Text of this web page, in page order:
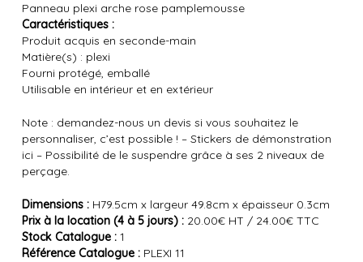
Panneau plexi arche rose pamplemousse
Caractéristiques :
Produit acquis en seconde-main
Matière(s) : plexi
Fourni protégé, emballé
Utilisable en intérieur et en extérieur
Note : demandez-nous un devis si vous souhaitez le
personnaliser, c’est possible ! – Stickers de démonstration
ici – Possibilité de le suspendre grâce à ses 2 niveaux de
perçage.
Dimensions :H79.5cm x largeur 49.8cm x épaisseur 0.3cm
Prix à la location (4 à 5 jours) :20.00€ HT / 24.00€ TTC
Stock Catalogue :1
Référence Catalogue :PLEXI 11